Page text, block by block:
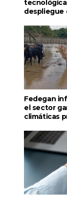
despliegue
Fedegan
el sector
climáticas